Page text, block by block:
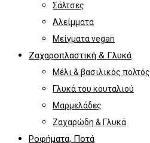
Σάλτσες
Αλείμματα
Μείγματα vegan
Ζαχαροπλαστική & Γλυκά
Μέλι & βασιλικός πολτός
Γλυκά του κουταλιού
Μαρμελάδες
Ζαχαρώδη & Γλυκά
Ροφήματα, Ποτά